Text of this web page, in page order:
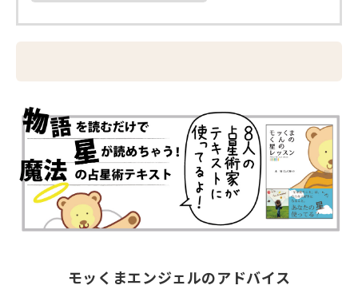
モッくまエンジェルのアドバイス